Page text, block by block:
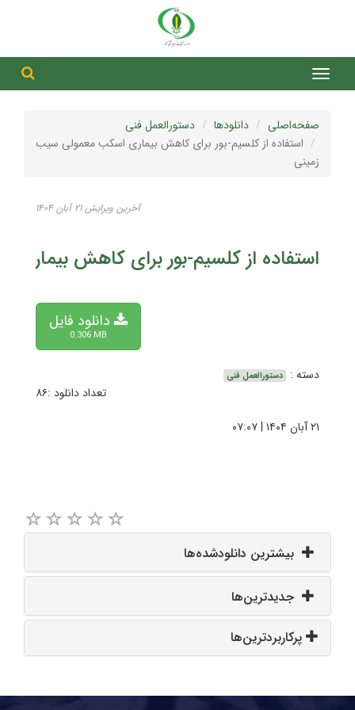
صفحه‌اصلی دانلودها
دستورالعمل فنی
استفاده از کلسیم-بور برای کاهش بیماری اسکب معمولی سیب
زمینی
آخرین ویرایش ۲۱ آبان ۱۴۰۴
استفاده از کلسیم-بور برای کاهش
دانلود فایل
0.306 MB
دسته : دستورالعمل فنی
تعداد دانلود :۸۶
۲۱ آبان ۱۴۰۴ | ۰۷:۰۷
بیشترین دانلودشده‌ها
جدیدترین‌ها
پرکاربردترین‌ها